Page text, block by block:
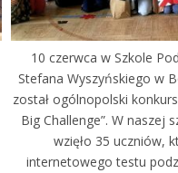
10 czerwca w Szkole
Stefana Wyszyńskiego w
został ogólnopolski
Big Challenge”. W naszej
wzięło 35 uczniów,
internetowego testu